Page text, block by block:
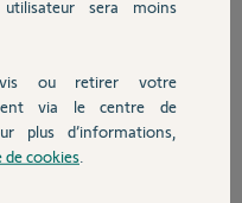
sera moins
ou retirer votre
via le centre de
plus d’informations,
de cookies